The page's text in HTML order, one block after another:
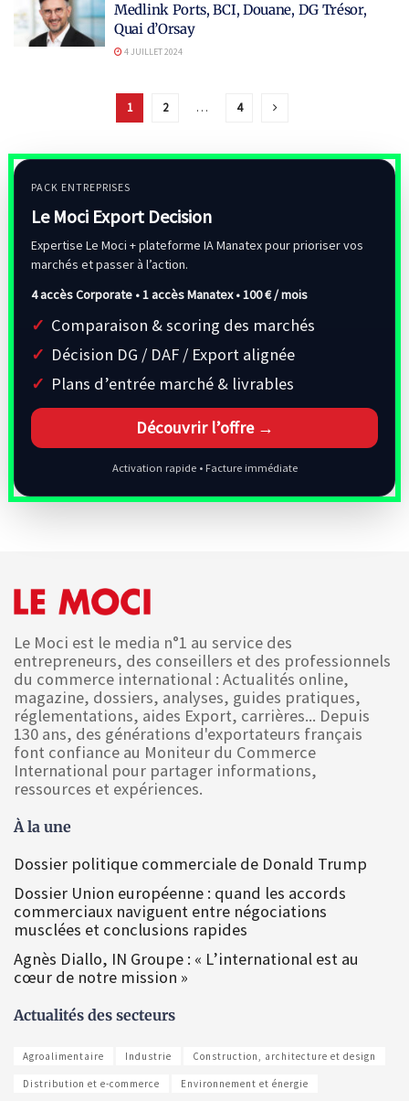
Medlink Ports, BCI, Douane, DG Trésor,
Quai d’Orsay
4 JUILLET 2024
1 2 … 4
PACK ENTREPRISES
Le Moci Export Decision
Expertise Le Moci + plateforme IA Manatex pour prioriser vos
marchés et passer à l’action.
4 accès Corporate • 1 accès Manatex •100 € / mois
Comparaison & scoring des marchés
Décision DG / DAF / Export alignée
Plans d’entrée marché & livrables
Découvrir l’offre →
Activation rapide • Facture immédiate
Le Moci est le media n°1 au service des
entrepreneurs, des conseillers et des professionnels
du commerce international : Actualités online,
magazine, dossiers, analyses, guides pratiques,
réglementations, aides Export, carrières... Depuis
130 ans, des générations d'exportateurs français
font confiance au Moniteur du Commerce
International pour partager informations,
ressources et expériences.
À la une
Dossier politique commerciale de Donald Trump
Dossier Union européenne : quand les accords
commerciaux naviguent entre négociations
musclées et conclusions rapides
Agnès Diallo, IN Groupe : « L’international est au
cœur de notre mission »
Actualités des secteurs
Agroalimentaire Industrie Construction, architecture et design
Distribution et e-commerce Environnement et énergie